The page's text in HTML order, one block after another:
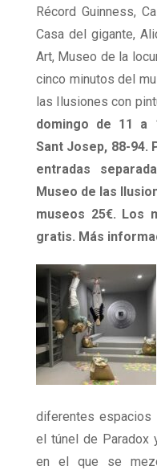
Récord Guinness,
Casa del gigante,
Art, Museo de la
cinco minutos del
las Ilusiones con
domingo de 11 a
Sant Josep, 88-94.
entradas
Museo de las
museos 25€. Los
gratis. Más
diferentes espacios
el túnel de Paradox
en el que se